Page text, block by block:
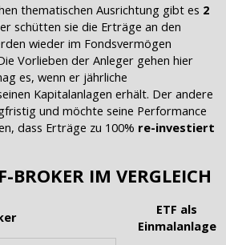
thematischen Ausrichtung gibt es 2
schütten sie die Erträge an den
wieder im Fondsvermögen
Vorlieben der Anleger gehen hier
es, wenn er jährliche
Kapitalanlagen erhält. Der andere
und möchte seine Performance
dass Erträge zu 100% re-investiert
BROKER IM VERGLEICH
ETF als
Einmalanlage